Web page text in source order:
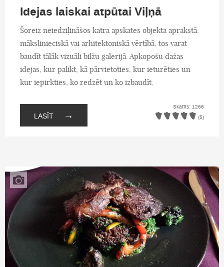
Idejas laiskai atpūtai Viļņā
Šoreiz neiedziļināšos katra apskates objekta aprakstā,
mākslinieciskā vai arhitektoniskā vērtībā, tos varat
baudīt tālāk vizuāli bilžu galerijā. Apkopošu dažas
idejas, kur palikt, kā pārvietoties, kur ieturēties un
kur iepirkties, ko redzēt un ko izbaudīt.
LASĪT →
Skatīts: 1266
(5)